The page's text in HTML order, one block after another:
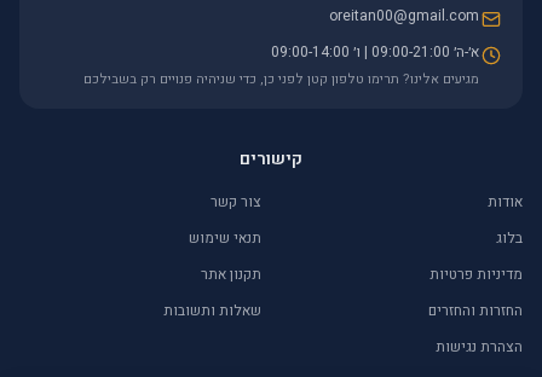
oreitan00@gmail.com
א׳-ה׳ 09:00-21:00 | ו׳ 09:00-14:00
מגיעים אלינו? תרימו טלפון קטן לפני כן, כדי שניהיה פנויים רק בשבילכם
קישורים
אודות
צור קשר
בלוג
תנאי שימוש
מדיניות פרטיות
תקנון אתר
החזרות והחזרים
שאלות ותשובות
הצהרת נגישות